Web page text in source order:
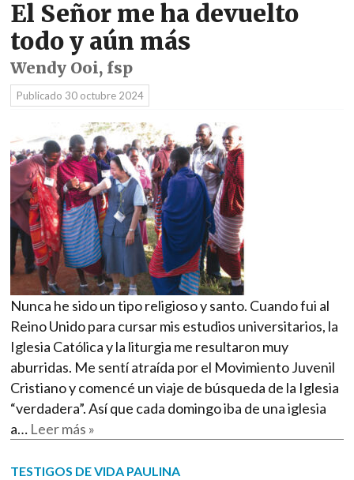
El Señor me ha devuelto
todo y aún más
Wendy Ooi, fsp
Publicado 30 octubre 2024
Nunca he sido un tipo religioso y santo. Cuando fui al
Reino Unido para cursar mis estudios universitarios, la
Iglesia Católica y la liturgia me resultaron muy
aburridas. Me sentí atraída por el Movimiento Juvenil
Cristiano y comencé un viaje de búsqueda de la Iglesia
“verdadera”. Así que cada domingo iba de una iglesia
a… Leer más »
TESTIGOS DE VIDA PAULINA